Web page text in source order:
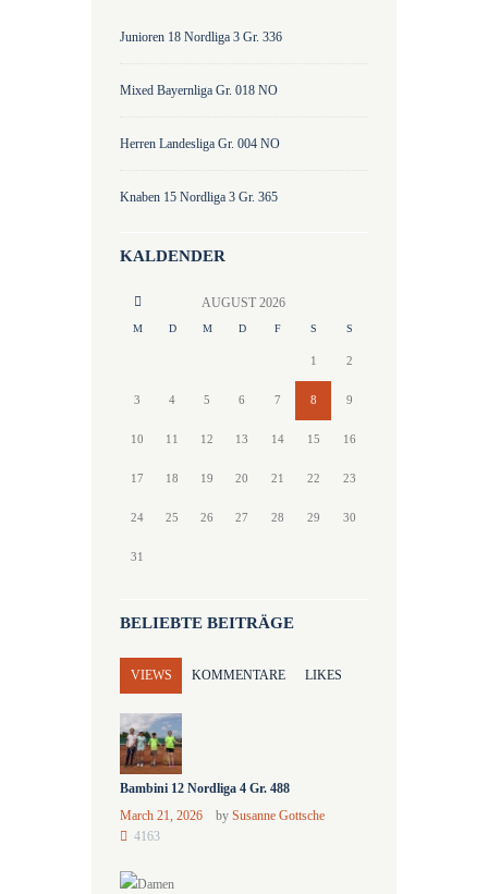
Junioren 18 Nordliga 3 Gr. 336
Mixed Bayernliga Gr. 018 NO
Herren Landesliga Gr. 004 NO
Knaben 15 Nordliga 3 Gr. 365
KALDENDER
AUGUST 2026
M D M D F S S
1 2
3 4 5 6 7 8 9
10 11 12 13 14 15 16
17 18 19 20 21 22 23
24 25 26 27 28 29 30
31
BELIEBTE BEITRÄGE
VIEWS KOMMENTARE LIKES
Bambini 12 Nordliga 4 Gr. 488
March 21, 2026
bySusanne Gottsche
4163